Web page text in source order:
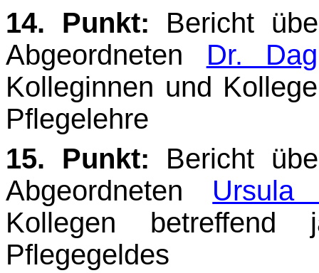
14. Punkt: Bericht
Abgeordneten Dr.
Kolleginnen und
Pflegelehre
15. Punkt: Bericht
Abgeordneten Ursula
Kollegen betreffend
Pflegegeldes